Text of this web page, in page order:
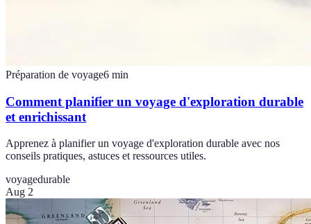
Préparation de voyage6 min
Comment planifier un voyage d'exploration durable
et enrichissant
Apprenez à planifier un voyage d'exploration durable avec nos
conseils pratiques, astuces et ressources utiles.
voyagedurable
Aug 2